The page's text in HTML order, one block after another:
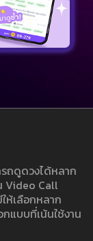
ถดูดวงได้หลาก
Video Call
เลือกหลาก
แบบที่เน้นใช้งาน